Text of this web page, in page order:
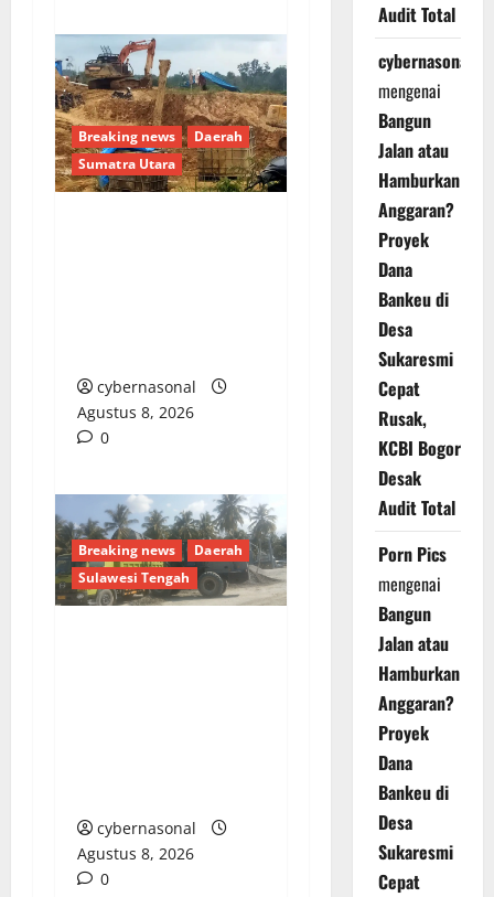
Breaking news
Daerah
Sumatra Utara
cybernasonal
Agustus 8, 2026
0
Breaking news
Daerah
Sulawesi Tengah
cybernasonal
Agustus 8, 2026
0
Audit Total
cybernasonal
mengenai
Bangun
Jalan atau
Hamburkan
Anggaran?
Proyek
Dana
Bankeu di
Desa
Sukaresmi
Cepat
Rusak,
KCBI Bogor
Desak
Audit Total
Porn Pics
mengenai
Bangun
Jalan atau
Hamburkan
Anggaran?
Proyek
Dana
Bankeu di
Desa
Sukaresmi
Cepat